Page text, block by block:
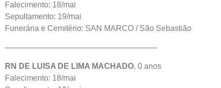
Falecimento: 18/mai
Sepultamento: 19/mai
Funerária e Cemitério: SAN MARCO / São Sebastião
────────────────────────────
RN DE LUISA DE LIMA MACHADO, 0 anos
Falecimento: 18/mai